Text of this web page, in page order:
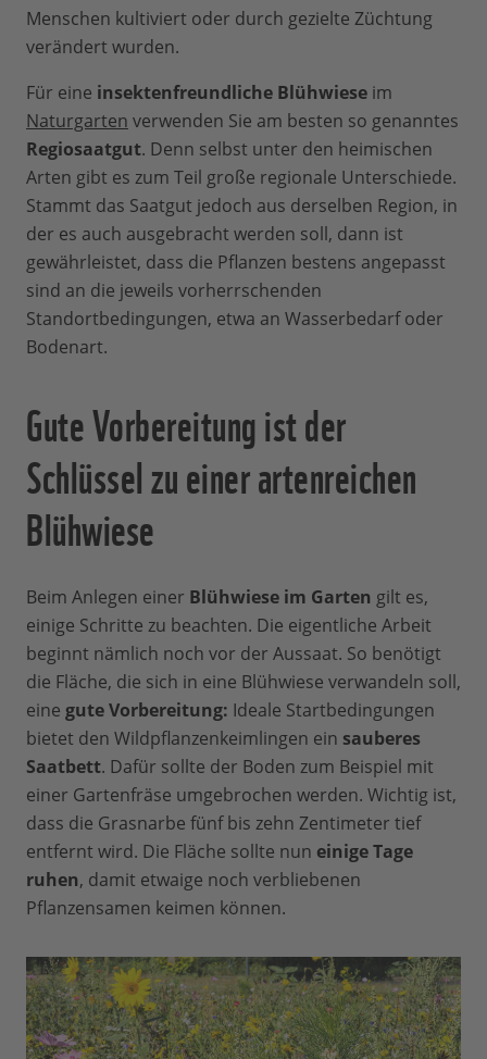
Menschen kultiviert oder durch gezielte Züchtung
verändert wurden.
Für eine insektenfreundliche Blühwiese im
Naturgarten verwenden Sie am besten so genanntes
Regiosaatgut. Denn selbst unter den heimischen
Arten gibt es zum Teil große regionale Unterschiede.
Stammt das Saatgut jedoch aus derselben Region, in
der es auch ausgebracht werden soll, dann ist
gewährleistet, dass die Pflanzen bestens angepasst
sind an die jeweils vorherrschenden
Standortbedingungen, etwa an Wasserbedarf oder
Bodenart.
Gute Vorbereitung ist der
Schlüssel zu einer artenreichen
Blühwiese
Beim Anlegen einer Blühwiese im Garten gilt es,
einige Schritte zu beachten. Die eigentliche Arbeit
beginnt nämlich noch vor der Aussaat. So benötigt
die Fläche, die sich in eine Blühwiese verwandeln soll,
eine gute Vorbereitung: Ideale Startbedingungen
bietet den Wildpflanzenkeimlingen ein sauberes
Saatbett. Dafür sollte der Boden zum Beispiel mit
einer Gartenfräse umgebrochen werden. Wichtig ist,
dass die Grasnarbe fünf bis zehn Zentimeter tief
entfernt wird. Die Fläche sollte nun einige Tage
ruhen, damit etwaige noch verbliebenen
Pflanzensamen keimen können.